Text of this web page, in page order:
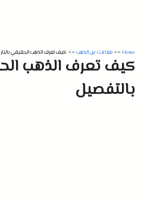
Home
>> مقالات عن الذهب>> كيف تعرف الذهب الحقيقي
كيف تعرف الذهب
بالتفصيل